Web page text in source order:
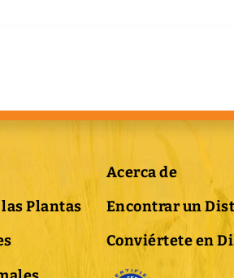
Plantas
Acerca de
Encontrar un
Conviértete en